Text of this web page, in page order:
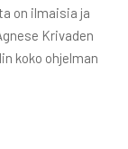
on ilmaisia ja
Krivaden
koko ohjelman